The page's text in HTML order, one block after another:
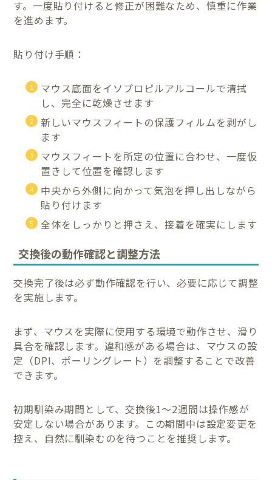
す。一度貼り付けると修正が困難なため、慎重に作業
を進めます。
貼り付け手順：
マウス底面をイソプロピルアルコールで清拭
し、完全に乾燥させます
新しいマウスフィートの保護フィルムを剥がし
ます
マウスフィートを所定の位置に合わせ、一度仮
置きして位置を確認します
中央から外側に向かって気泡を押し出しながら
貼り付けます
全体をしっかりと押さえ、接着を確実にします
交換後の動作確認と調整方法
交換完了後は必ず動作確認を行い、必要に応じて調整
を実施します。
まず、マウスを実際に使用する環境で動作させ、滑り
具合を確認します。違和感がある場合は、マウスの設
定（DPI、ポーリングレート）を調整することで改善
できます。
初期馴染み期間として、交換後1〜2週間は操作感が
安定しない場合があります。この期間中は設定変更を
控え、自然に馴染むのを待つことを推奨します。